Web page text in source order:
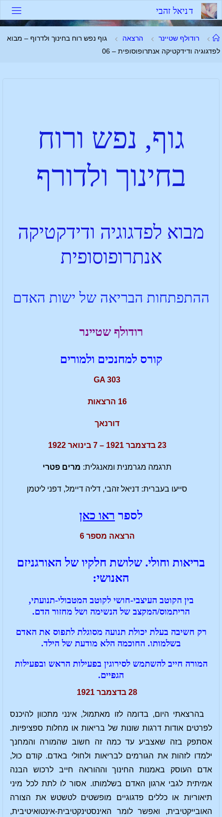
דניאל זהבי
רודולף שטיינר הרצאה
גוף נפש רוח בחינוך ולדרוף – מבוא
לפדגוגיה ודידקטיקה אנתרופוסופית – 06
גוף, נפש ורוח
בחינוך ולדורף
מבוא לפדגוגיה ודידקטיקה
אנתרופוסופית
ההתפתחות הבריאה של ישות האדם
רודולף שטיינר
קורס למחנכים ולמורים
GA 303
16 הרצאות
דורנאך
23 בדצמבר 1921 – 7 בינואר 1922
תרגמה מגרמנית ומאנגלית: מרים פטרי
סייעו בעברית: דניאל זהבי, דליה דיימל, דפני ליטמן
לספר ראו כאן
הרצאה מספר 6
בריאות וחולי. שלושת חלקיו של האורגניזם
האנושי:
בין הקוטב העיצבי-חושי לקוטב המטבולי-תנועתי,
הריתמוס/המקצב של הנשימה ושל מחזור הדם.
רק חשיבה בעלת יכולת תנועה מסוגלת לתפוס את האדם
בשלמותו. החוכמה הלא מודעת של הילד.
המורה חייב להשתמש לסירוגין בפעילות הראש ובפעילות
הגפיים.
28 בדצמבר 1921
בהרצאתי היום, בדומה לזו מאתמול, אינני מתכוון להיכנס
לפרטים אודות דרגות שונות של בריאות או מחלות ספציפיות.
אסתפק בזה שאצביע עד כמה זה חשוב שהמורה והמחנך
ילמדו לזהות את הגורמים לבריאות ולחולי באדם. קודם כול,
אדם העוסק באמנות החינוך וההוראה חייב לרכוש הבנה
אמיתית לגבי ארגון האדם בשלמותו. אסור לו לתת לכל מיני
תיאוריות או כללים פדגוגיים מופשטים לטשטש את הצורה
האובייקטיבית, ואפשר לומר האינסטינקטיבית-אינטואיטיבית,